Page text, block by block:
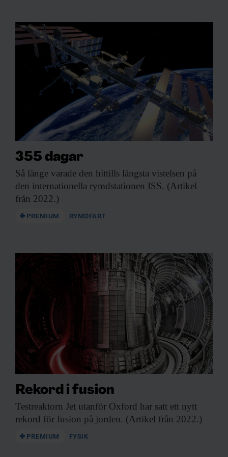
355 dagar
Så länge varade den hittills längsta vistelsen på
den internationella rymdstationen ISS. (Artikel
från 2022.)
PREMIUM RYMDFART
Rekord i fusion
Testreaktorn Jet utanför Oxford har satt ett nytt
rekord för fusion på jorden. (Artikel från 2022.)
PREMIUM FYSIK